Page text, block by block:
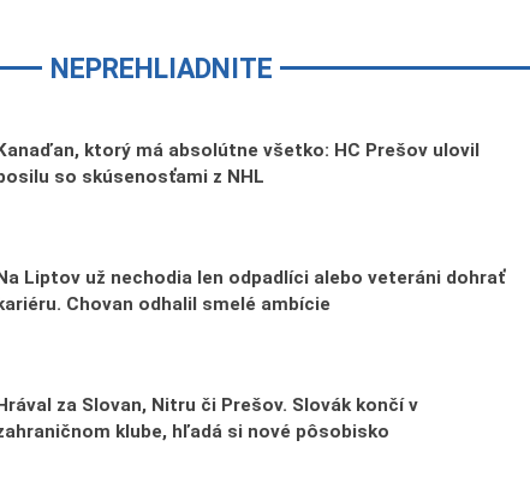
NEPREHLIADNITE
ktorý má absolútne všetko: HC Prešov ulovil
so skúsenosťami z NHL
Liptov už nechodia len odpadlíci alebo veteráni dohrať
Chovan odhalil smelé ambície
za Slovan, Nitru či Prešov. Slovák končí v
klube, hľadá si nové pôsobisko